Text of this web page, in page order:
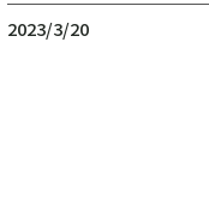
2023/3/20